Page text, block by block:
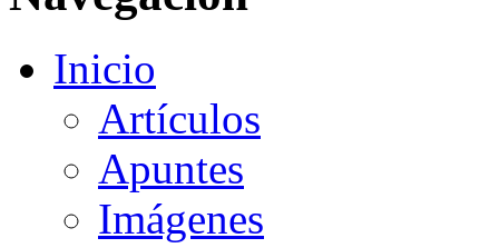
Inicio
Artículos
Apuntes
Imágenes